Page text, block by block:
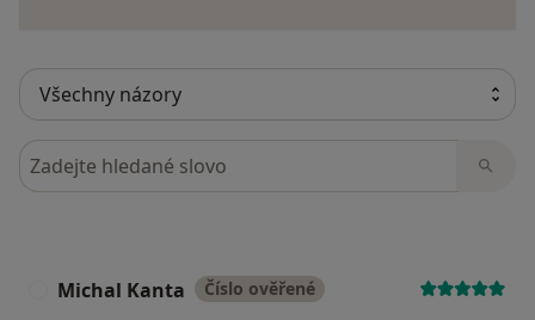
Hledejte v názorech
Michal Kanta Číslo ověřené